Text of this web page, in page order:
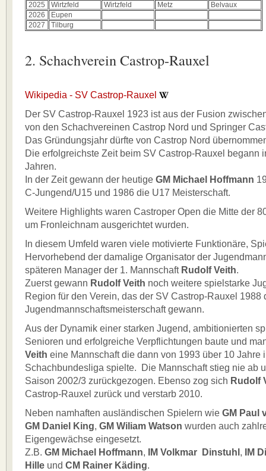
2025
Wirtzfeld Wirtzfeld Metz
Belvaux
2026
Eupen
2027
Tilburg
2. Schachverein Castrop-Rauxel
Wikipedia - SV Castrop-Rauxel
Der SV Castrop-Rauxel 1923 ist aus der Fusion
von den Schachvereinen Castrop Nord und Springer
Das Gründungsjahr dürfte von Castrop Nord
Die erfolgreichste Zeit beim SV Castrop-Rauxel begann
Jahren.
In der Zeit gewann der heutige GM Michael Hoffmann
C-Jungend/U15 und 1986 die U17 Meisterschaft.
Weitere Highlights waren Castroper Open die Mitte der
um Fronleichnam ausgerichtet wurden.
In diesem Umfeld waren viele motivierte Funktionäre,
Hervorhebend der damalige Organisator der
späteren Manager der 1. Mannschaft Rudolf Veith.
Zuerst gewann Rudolf Veith noch weitere spielstarke
Region für den Verein, das der SV Castrop-Rauxel 1988
Jugendmannschaftsmeisterschaft gewann.
Aus der Dynamik einer starken Jugend, ambitionierten
Senioren und erfolgreiche Verpflichtungen baute und
Veith eine Mannschaft die dann von 1993 über 10 Jahre
Schachbundesliga spielte. Die Mannschaft stieg nie ab
Saison 2002/3 zurückgezogen. Ebenso zog sich Rudolf
Castrop-Rauxel zurück und verstarb 2010.
Neben namhaften ausländischen Spielern wie GM Paul
GM Daniel King, GM Wiliam Watson wurden auch
Eigengewächse eingesetzt.
Z.B. GM Michael Hoffmann, IM Volkmar Dinstuhl ,
IM
Hille und CM Rainer Käding.